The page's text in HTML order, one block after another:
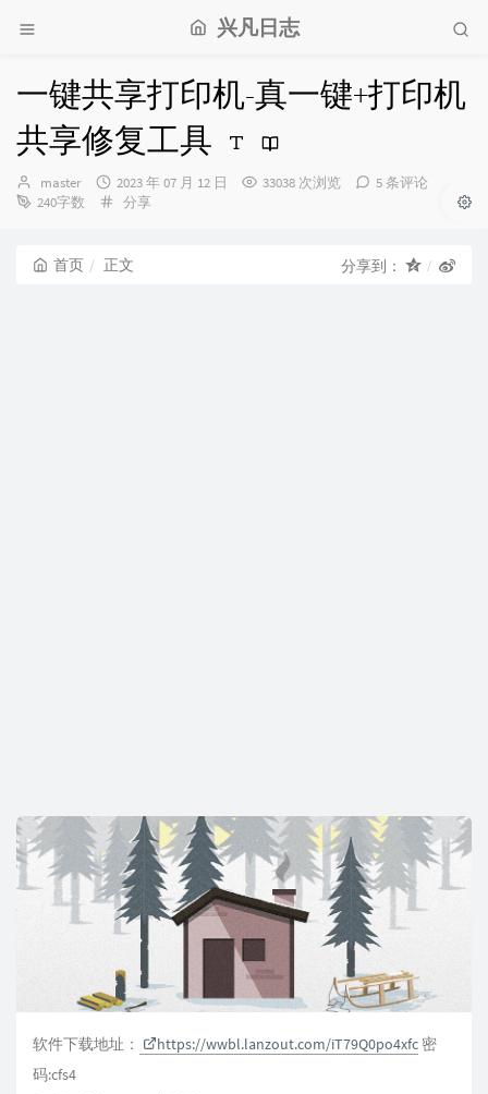
兴凡日志
一键共享打印机-真一键+打印机
共享修复工具
博
主：
master
发
布
2023 年 07 月 12 日 33038 次浏览
5 条评论
240字数
分
分享
首页 正文 分享到：
软件下载地址： https://wwbl.lanzout.com/iT79Q0po4xfc 密
码:cfs4